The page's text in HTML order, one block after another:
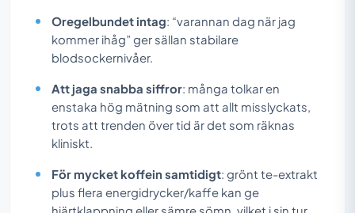
Oregelbundet intag: “varannan dag när jag
kommer ihåg” ger sällan stabilare
blodsockernivåer.
Att jaga snabba siffror: många tolkar en
enstaka hög mätning som att allt misslyckats,
trots att trenden över tid är det som räknas
kliniskt.
För mycket koffein samtidigt: grönt te-extrakt
plus flera energidrycker/kaffe kan ge